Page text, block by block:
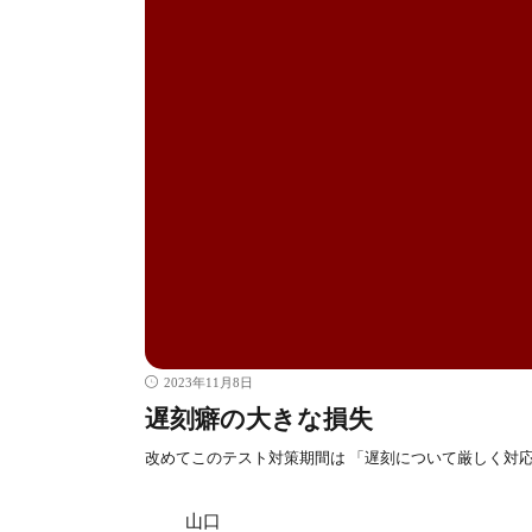
2023年11月8日
遅刻癖の大きな損失
改めてこのテスト対策期間は 「遅刻について厳しく
山口